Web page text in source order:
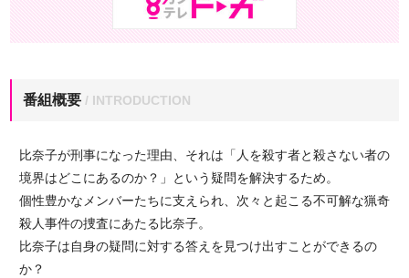
番組概要/ INTRODUCTION
比奈子が刑事になった理由、それは「人を殺す者と殺さない者の
境界はどこにあるのか？」という疑問を解決するため。
個性豊かなメンバーたちに支えられ、次々と起こる不可解な猟奇
殺人事件の捜査にあたる比奈子。
比奈子は自身の疑問に対する答えを見つけ出すことができるの
か？